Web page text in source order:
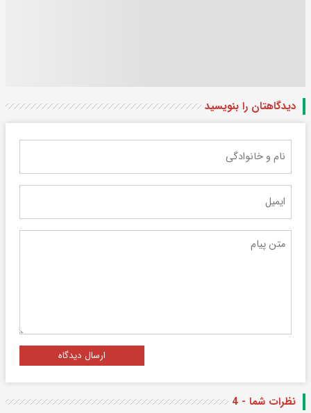
دیدگاهتان را بنویسید
ارسال دیدگاه
نظرات شما - 4